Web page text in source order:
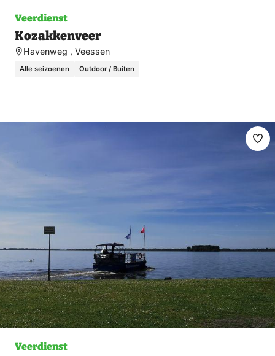
Veerdienst
Kozakkenveer
Havenweg , Veessen
Alle seizoenen Outdoor / Buiten
Veerdienst